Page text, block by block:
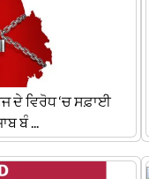
ਦੇ ਵਿਰੋਧ ‘ਚ ਸਫ਼ਾਈ
ਬੰ ...